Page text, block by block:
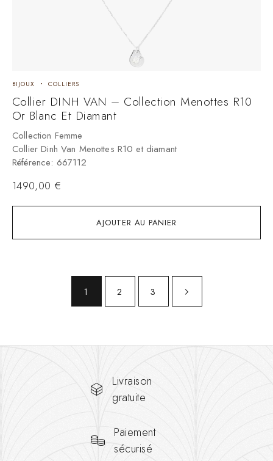
AJOUTER AU PANIER
BIJOUX COLLIERS
Collier DINH VAN – Collection Menottes R10
Or Blanc Et Diamant
Collection Femme
Collier Dinh Van Menottes R10 et diamant
Référence: 667112
1490,00 €
1 2 3
Livraison
gratuite
Paiement
sécurisé